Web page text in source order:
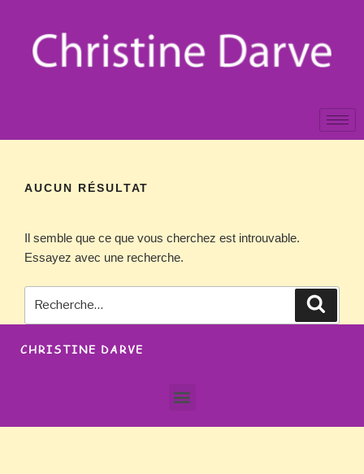
AUCUN RÉSULTAT
Il semble que ce que vous cherchez est introuvable.
Essayez avec une recherche.
CHRISTINE DARVE